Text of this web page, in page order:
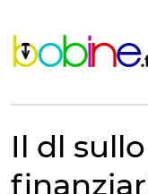
contenuto
Il dl